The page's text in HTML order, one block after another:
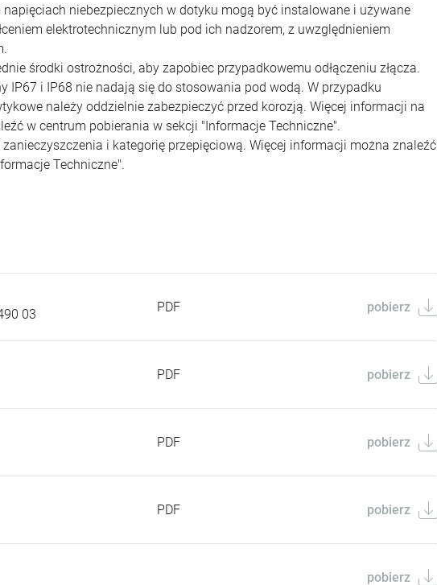
niebezpiecznych w dotyku mogą być instalowane i używane
elektrotechnicznym lub pod ich nadzorem, z uwzględnieniem
środki ostrożności, aby zapobiec przypadkowemu odłączeniu złącza.
IP67 i IP68 nie nadają się do stosowania pod wodą. W przypadku
należy oddzielnie zabezpieczyć przed korozją. Więcej informacji na
w centrum pobierania w sekcji "Informacje Techniczne".
i kategorię przepięciową. Więcej informacji można znaleźć
Techniczne".
03
PDF pobierz
PDF pobierz
PDF pobierz
PDF pobierz
pobierz